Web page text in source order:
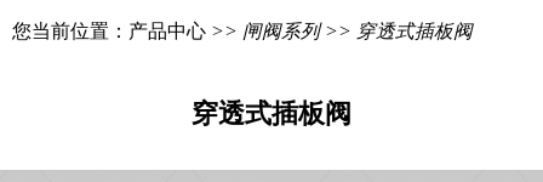
您当前位置： 产品中心 >> 闸阀系列>> 穿透式插板阀
穿透式插板阀